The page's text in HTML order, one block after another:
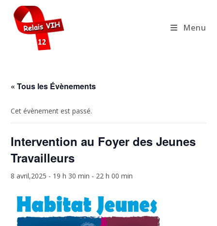
content
Menu
« Tous les Évènements
Cet évènement est passé.
Intervention au Foyer des Jeunes
Travailleurs
8 avril,2025 - 19 h 30 min - 22 h 00 min